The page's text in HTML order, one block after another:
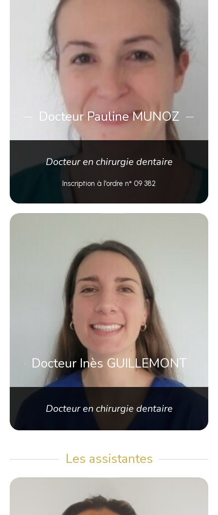
Docteur Pauline MUNOZ
Docteur en chirurgie dentaire
Inscription à l'ordre n° 09 382
Docteur Inès GUILLEMONT
Docteur en chirurgie dentaire
Les assistantes